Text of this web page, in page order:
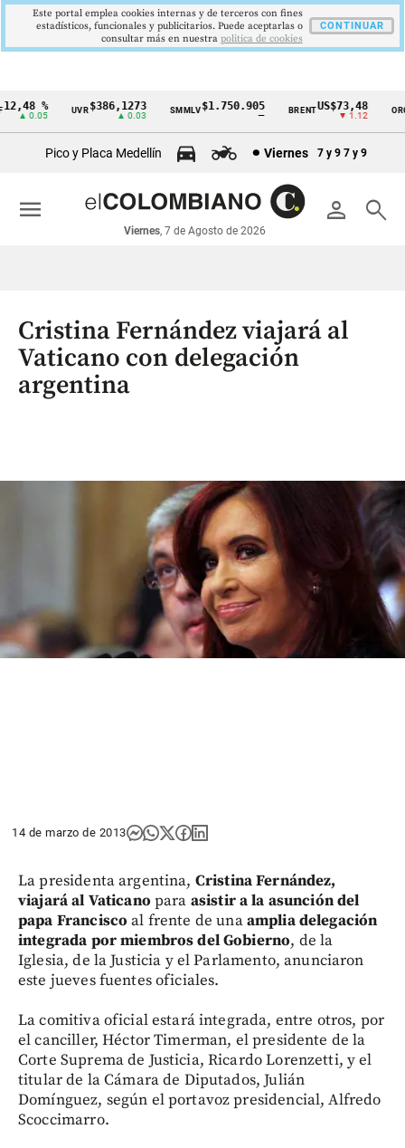
Cintillo
económicos
Colombia
%
▲ 0.05
UVR$386,1273
▲ 0.03
SMMLV$1.750.905 BRENTUS$73,48
▼ 1.12
ORO
Pico y Placa Medellín Viernes 7 y 9 7 y 9
person search
Viernes, 7 de Agosto de 2026
menu
Cristina Fernández viajará al
Vaticano con delegación
argentina
14 de marzo de 2013
La presidenta argentina, Cristina Fernández,
viajará al Vaticano para asistir a la asunción del
papa Francisco al frente de unaamplia delegación
integrada por miembros del Gobierno, de la
Iglesia, de la Justicia y el Parlamento, anunciaron
este jueves fuentes oficiales.
La comitiva oficial estará integrada, entre otros, por
el canciller, Héctor Timerman, el presidente de la
Corte Suprema de Justicia, Ricardo Lorenzetti, y el
titular de la Cámara de Diputados, Julián
Domínguez, según el portavoz presidencial, Alfredo
Scoccimarro.
Este portal emplea cookies internas y de terceros con fines
estadísticos, funcionales y publicitarios. Puede aceptarlas o
consultar más en nuestra politica de cookies
CONTINUAR